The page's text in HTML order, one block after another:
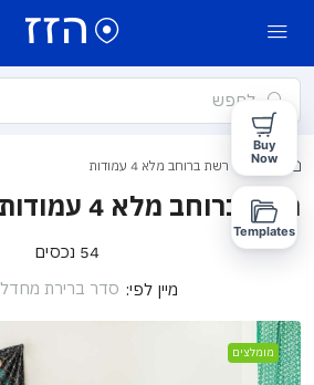
בית רשת ברוחב מלא 4 עמודות
רשת ברוחב מלא 4 עמודות
54 נכסים
מיין לפי: סדר ברירת מחדל
מומלצים
Buy
Now
Templates